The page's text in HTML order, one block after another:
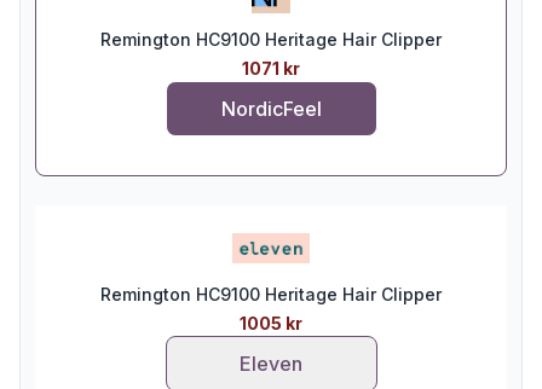
Remington HC9100 Heritage Hair Clipper
1071 kr
NordicFeel
Remington HC9100 Heritage Hair Clipper
1005 kr
Eleven